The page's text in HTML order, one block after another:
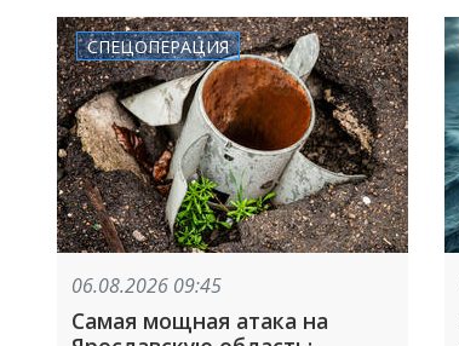
СПЕЦОПЕРАЦИЯ
06.08.2026 09:45
Самая мощная атака на